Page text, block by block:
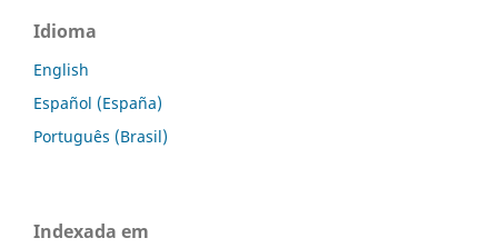
Idioma
English
Español (España)
Português (Brasil)
Indexada em